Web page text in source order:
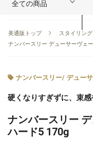
美通販トップ スタイリング
ナンバースリー デューサーヴェ
ナンバースリー/ デュー
硬くなりすぎずに、束
ナンバースリー
ハード5 170g